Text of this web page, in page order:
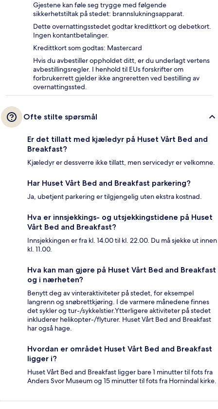
Gjestene kan føle seg trygge med følgende
sikkerhetstiltak på stedet: brannslukningsapparat.
Dette overnattingsstedet godtar kredittkort og debetkort.
Ingen kontantbetalinger.
Kredittkort som godtas: Mastercard
Hvis du avbestiller oppholdet ditt, er du underlagt vertens
avbestillingsregler. I henhold til EUs forskrifter om
forbrukerrett gjelder ikke angreretten ved bestilling av
overnattingssted.
Ofte stilte spørsmål
Er det tillatt med kjæledyr på Huset Vårt Bed and
Breakfast?
Kjæledyr er dessverre ikke tillatt, men servicedyr er velkomne.
Har Huset Vårt Bed and Breakfast parkering?
Ja, ubetjent parkering er tilgjengelig uten ekstra kostnad.
Hva er innsjekkings- og utsjekkingstidene på Huset
Vårt Bed and Breakfast?
Innsjekkingen er fra kl. 14.00 til kl. 22.00. Du må sjekke ut innen
kl. 11.00.
Hva kan man gjøre på Huset Vårt Bed and Breakfast
og i nærheten?
Benytt deg av vinteraktiviteter på stedet, for eksempel
langrenn og snøbrettkjøring. I de varmere månedene finnes
det sykler og tur-/sykkelstier.Ytterligere aktiviteter på stedet
inkluderer helikopter-/flyturer. Huset Vårt Bed and Breakfast
har også hage.
Hvordan er området Huset Vårt Bed and Breakfast
ligger i?
Huset Vårt Bed and Breakfast ligger bare 1 minutter til fots fra
Anders Svor Museum og 15 minutter til fots fra Hornindal kirke.